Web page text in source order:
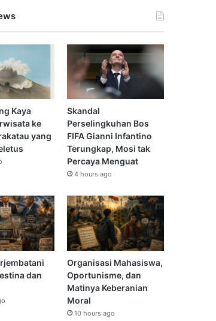
Kaya
ke
yang
Skandal
Perselingkuhan Bos
FIFA Gianni Infantino
Terungkap, Mosi tak
Percaya Menguat
4 hours ago
dan
Organisasi Mahasiswa,
Oportunisme, dan
Matinya Keberanian
Moral
10 hours ago